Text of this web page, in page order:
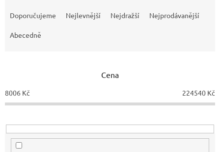
o
d
k
t
Doporučujeme Nejlevnější Nejdražší Nejprodávanější
Abecedně
Cena
8006 Kč 224540 Kč